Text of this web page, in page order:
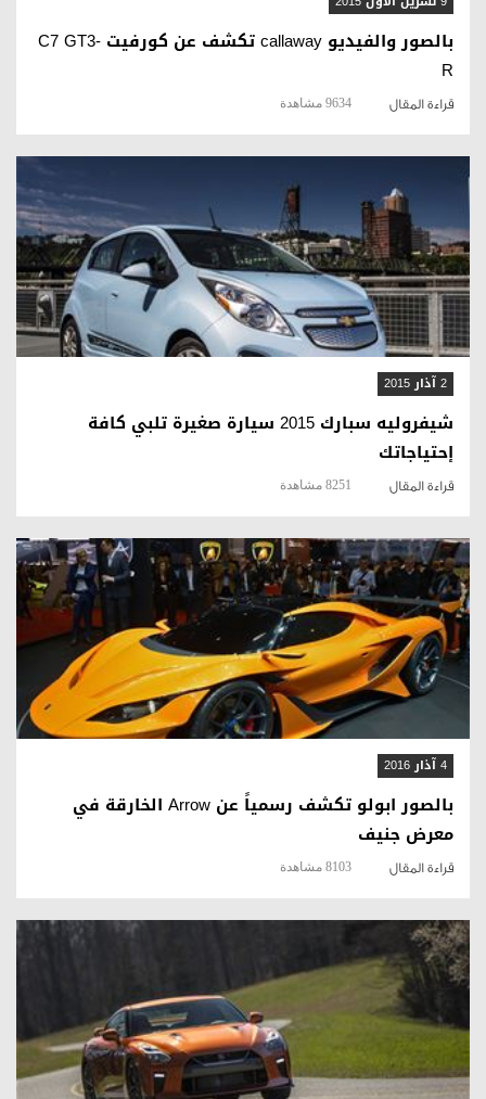
بالصور والفيديو callaway تكشف عن كورفيت C7 GT3-
R
قراءة المقال 9634 مشاهدة
قراءة المقال
2 آذار 2015
شيفروليه سبارك 2015 سيارة صغيرة تلبي كافة
إحتياجاتك
قراءة المقال 8251 مشاهدة
قراءة المقال
4 آذار 2016
بالصور ابولو تكشف رسمياً عن Arrow الخارقة في
معرض جنيف
قراءة المقال 8103 مشاهدة
قراءة المقال